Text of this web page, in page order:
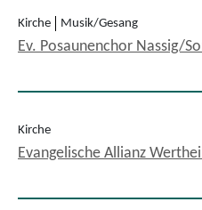
Kirche Musik/Gesang
Ev. Posaunenchor Nassig/
Kirche
Evangelische Allianz